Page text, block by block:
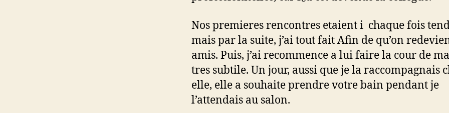
Nos premieres rencontres etaient i chaque fois
mais par la suite, j’ai tout fait Afin de qu’on
amis. Puis, j’ai recommence a lui faire la cour de
tres subtile. Un jour, aussi que je la raccompagnais
elle, elle a souhaite prendre votre bain pendant je
l’attendais au salon.